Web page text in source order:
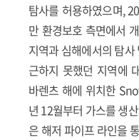
탐사를 허용하였으며,
만 환경보호 측면에서
지역과 심해에서의 탐
근하지 못했던 지역에
바렌츠 해에 위치한
년 12월부터 가스를 생
은 해저 파이프 라인을